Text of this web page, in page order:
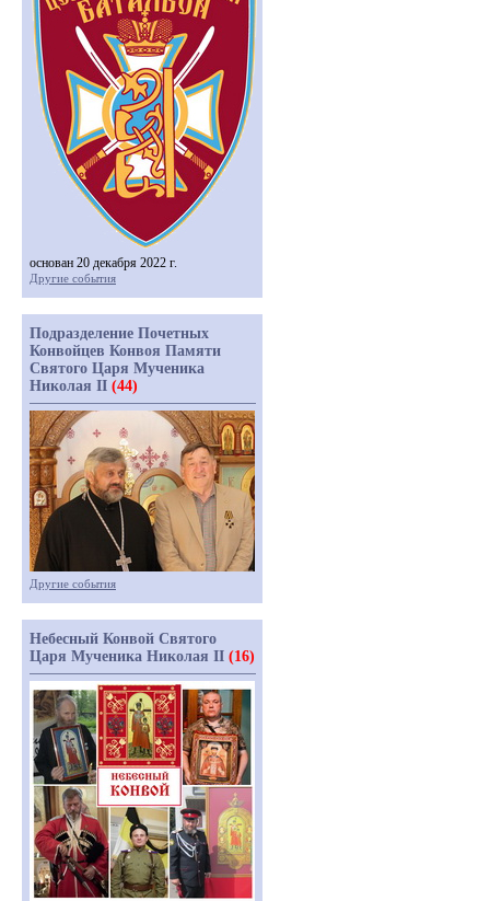
основан 20 декабря 2022 г.
Другие события
Подразделение Почетных
Конвойцев Конвоя Памяти
Святого Царя Мученика
Николая II (44)
Другие события
Небесный Конвой Святого
Царя Мученика Николая II (16)